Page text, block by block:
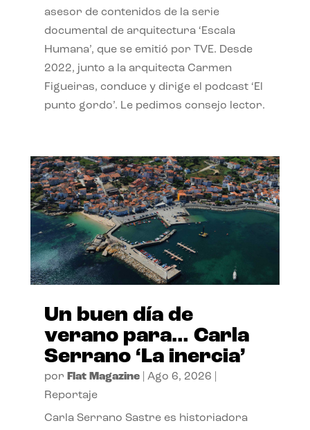
asesor de contenidos de la serie
documental de arquitectura ‘Escala
Humana’, que se emitió por TVE. Desde
2022, junto a la arquitecta Carmen
Figueiras, conduce y dirige el podcast ‘El
punto gordo’. Le pedimos consejo lector.
Un buen día de
verano para… Carla
Serrano ‘La inercia’
por Flat Magazine| Ago 6, 2026
Reportaje
Carla Serrano Sastre es historiadora